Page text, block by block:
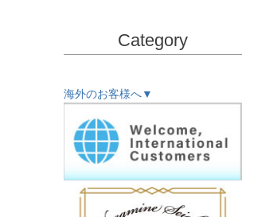
Category
海外のお客様へ▼